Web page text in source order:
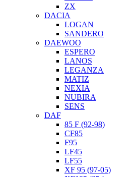
ZX
DACIA
LOGAN
SANDERO
DAEWOO
ESPERO
LANOS
LEGANZA
MATIZ
NEXIA
NUBIRA
SENS
DAF
85 F (92-98)
CF85
F95
LF45
LF55
XF 95 (97-05)